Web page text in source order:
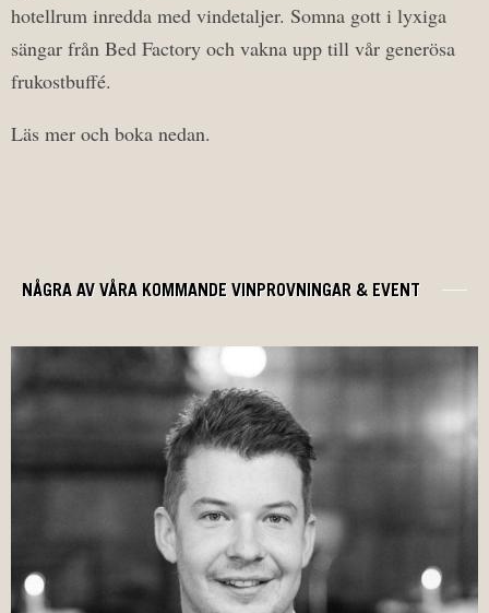
hotellrum inredda med vindetaljer. Somna gott i lyxiga
sängar från Bed Factory och vakna upp till vår generösa
frukostbuffé.
Läs mer och boka nedan.
NÅGRA AV VÅRA KOMMANDE VINPROVNINGAR & EVENT